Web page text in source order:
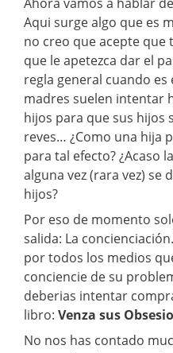
Aqui surge algo que es
no creo que acepte que
que le apetezca dar el
regla general cuando
madres suelen intentar
hijos para que sus hijos
reves… ¿Como una hija
para tal efecto? ¿Acaso
alguna vez (rara vez) se
hijos?
Por eso de momento
salida: La
por todos los medios
conciencie de su
deberias intentar
libro: Venza sus
No nos has contado